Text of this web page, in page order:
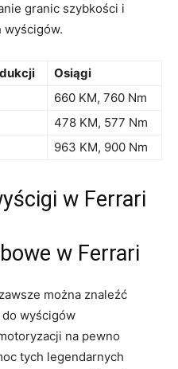
granic szybkości‍ i
Osiągi
660 KM,⁤ 760 Nm
478 KM, 577 Nm
963 KM, ‍900 Nm
w Ferrari
w ​Ferrari
można znaleźć
wyścigów
na ‍pewno
tych legendarnych